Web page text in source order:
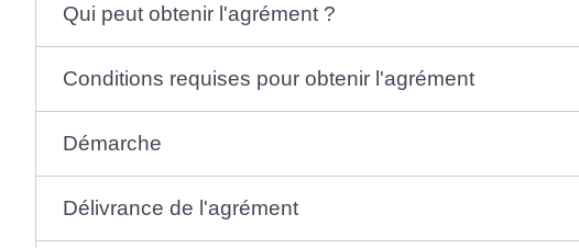
Qui peut obtenir l'agrément ?
Conditions requises pour obtenir l'agrément
Démarche
Délivrance de l'agrément